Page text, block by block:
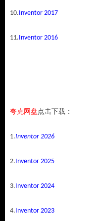
10.Inventor 2017
11.Inventor 2016
夸克网盘点击下载：
1.Inventor 2026
2.Inventor 2025
3.Inventor 2024
4.Inventor 2023